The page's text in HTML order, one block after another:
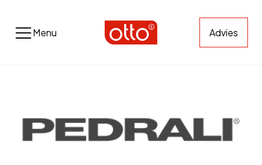
Menu Advies